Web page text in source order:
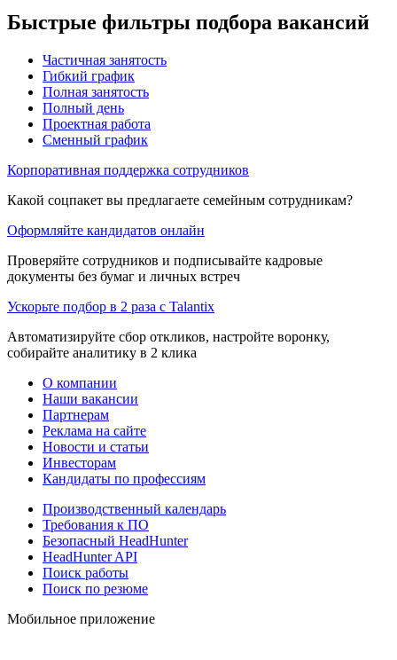
Быстрые фильтры подбора вакансий
Частичная занятость
Гибкий график
Полная занятость
Полный день
Проектная работа
Сменный график
Корпоративная поддержка сотрудников
Какой соцпакет вы предлагаете семейным сотрудникам?
Оформляйте кандидатов онлайн
Проверяйте сотрудников и подписывайте кадровые
документы без бумаг и личных встреч
Ускорьте подбор в 2 раза с Talantix
Автоматизируйте сбор откликов, настройте воронку,
собирайте аналитику в 2 клика
О компании
Наши вакансии
Партнерам
Реклама на сайте
Новости и статьи
Инвесторам
Кандидаты по профессиям
Производственный календарь
Требования к ПО
Безопасный HeadHunter
HeadHunter API
Поиск работы
Поиск по резюме
Мобильное приложение